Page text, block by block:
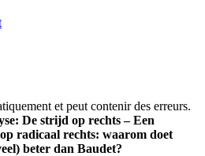
et peut contenir des erreurs.
De strijd op rechts – Een
radicaal rechts: waarom doet
beter dan Baudet?